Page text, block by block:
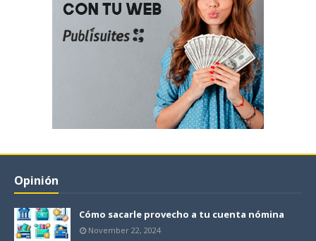
Opinión
Cómo sacarle provecho a tu cuenta nómina
November 22, 2024